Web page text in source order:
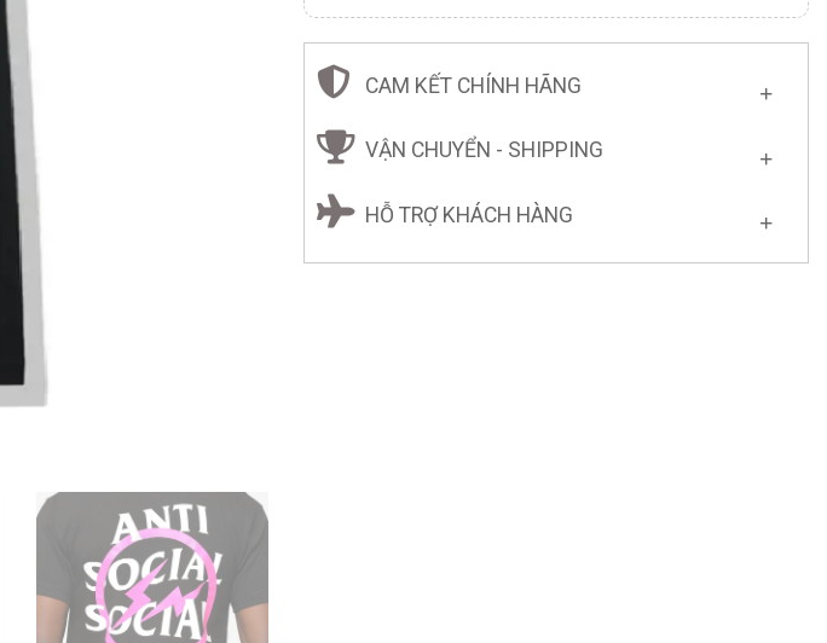
CAM KẾT CHÍNH HÃNG
VẬN CHUYỂN - SHIPPING
HỖ TRỢ KHÁCH HÀNG